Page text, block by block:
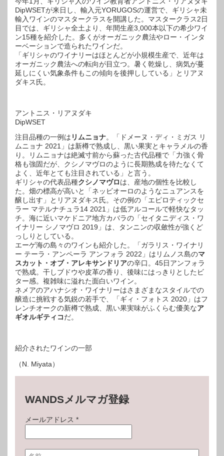
DipWSETが来日し、輸入元YORUGOSの運営で、ギリシャ未
輸入ワインのマスタークラスを開講した。マスタークラス2日
目では、ギリシャ全土より、年間生産3,000本以下の希少ワイ
ン15種を紹介した。多くがオーガニック農法やロー・インタ
ーベーションで造られたワインだ。
「ギリシャのワイナリーはほとんどが小規模生産で、近年は
オーガニック農法への転向が目立つ。暑く乾燥し、病気が蔓
延しにくい気象条件もこの傾向を後押ししている」とリアヌ
ダキス氏。
アントニス・リアヌダキ
DipWSET
注目品種の一例は リムニョナ。「ドメーヌ・ディ・ミガス リ
ムニョナ 2021」は新樽で熟成し、黒い果実とキャラメルの香
り。リムニョナは絶滅寸前から蘇った古代品種で「力強く骨
格も強固だが、クシノマヴロのように長期熟成を待たなくて
よく、近年とても注目されている」と言う。
ギリシャの代表品種クシノマヴロは、産地の個性を比較し
た。畑の標高が高いと「ネッビオーロのようなニュアンスを
醸し出す」とリアヌダキス氏。その例の「エピロティックセ
ラー マテルナチュラ14 2021」は低アルコールで軽快なタッ
チ。海に近いマケドニア地方カバラの「セイタニディス・ワ
イナリー シノマヴロ 2019」は、タンニンの収斂性が強くど
っしりとしている。
エーゲ海の島々のワインも紹介した。「ガラリス・ワイナリ
ー テーラ・アンペーラ アンフォラ 2022」はリムノス島のマ
スカット・オブ・アレキサンドリアの辛口。45日アンフォラ
で熟成。干しブドウや皮革の香り、後味にはっきりとしたビ
ター感。複雑味に溢れた面白いワイン。
ネメアのアハナシオ・ワイナリーはさまざまなスタイルでの
醸造に挑戦する気鋭の若手で、「ギィ・フォトス 2020」はフ
レンチオークの新樽で熟成、黒い果実味がふくらむ優美なア
ギオルギティコだ。
紹介されたワインの一部
（N. Miyata）
WANDSメルマガ登録
メールアドレス *